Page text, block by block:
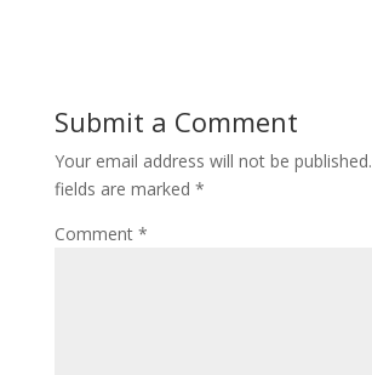
Submit a Comment
Your email address will not be published.
fields are marked *
Comment *